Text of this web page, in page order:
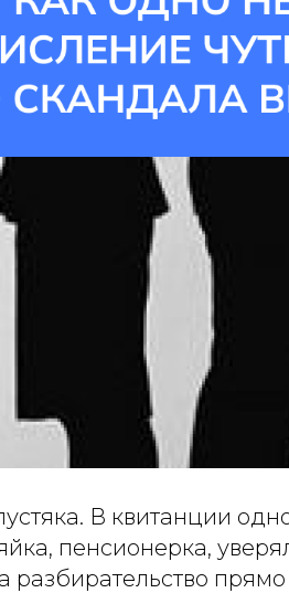
В квитанции
пенсионерка,
разбирательство